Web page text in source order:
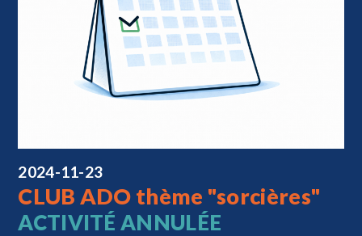
2024-11-23
CLUB ADO thème "sorcières"
ACTIVITÉ ANNULÉE